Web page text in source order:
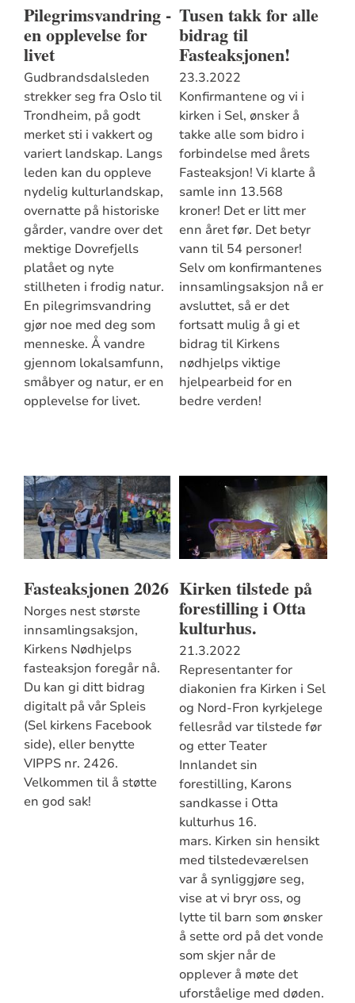
Pilegrimsvandring -
en opplevelse for
livet
Gudbrandsdalsleden
strekker seg fra Oslo til
Trondheim, på godt
merket sti i vakkert og
variert landskap. Langs
leden kan du oppleve
nydelig kulturlandskap,
overnatte på historiske
gårder, vandre over det
mektige Dovrefjells
platået og nyte
stillheten i frodig natur.
En pilegrimsvandring
gjør noe med deg som
menneske. Å vandre
gjennom lokalsamfunn,
småbyer og natur, er en
opplevelse for livet.
Tusen takk for alle
bidrag til
Fasteaksjonen!
23.3.2022
Konfirmantene og vi i
kirken i Sel, ønsker å
takke alle som bidro i
forbindelse med årets
Fasteaksjon! Vi klarte å
samle inn 13.568
kroner! Det er litt mer
enn året før. Det betyr
vann til 54 personer!
Selv om konfirmantenes
innsamlingsaksjon nå er
avsluttet, så er det
fortsatt mulig å gi et
bidrag til Kirkens
nødhjelps viktige
hjelpearbeid for en
bedre verden!
Fasteaksjonen 2026
Norges nest største
innsamlingsaksjon,
Kirkens Nødhjelps
fasteaksjon foregår nå.
Du kan gi ditt bidrag
digitalt på vår Spleis
(Sel kirkens Facebook
side), eller benytte
VIPPS nr. 2426.
Velkommen til å støtte
en god sak!
Kirken tilstede på
forestilling i Otta
kulturhus.
21.3.2022
Representanter for
diakonien fra Kirken i Sel
og Nord-Fron kyrkjelege
fellesråd var tilstede før
og etter Teater
Innlandet sin
forestilling, Karons
sandkasse i Otta
kulturhus 16.
mars. Kirken sin hensikt
med tilstedeværelsen
var å synliggjøre seg,
vise at vi bryr oss, og
lytte til barn som ønsker
å sette ord på det vonde
som skjer når de
opplever å møte det
uforståelige med døden.